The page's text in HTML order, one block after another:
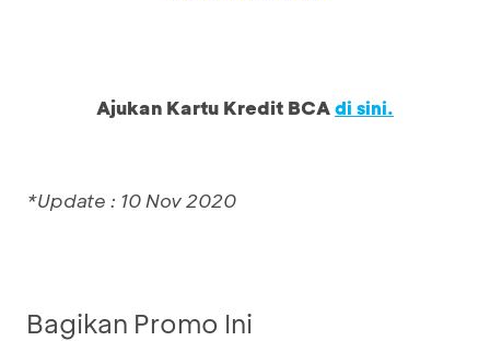
Ajukan Kartu Kredit BCAdi sini.
*Update : 10 Nov 2020
Bagikan Promo Ini